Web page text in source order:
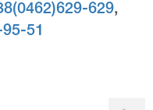
629,
51